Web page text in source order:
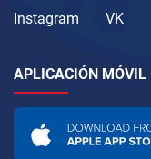
Instagram
VK
APLICACIÓN MÓVIL